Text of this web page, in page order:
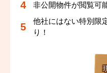
非公開物件が閲覧可
他社にはない特別限
り！